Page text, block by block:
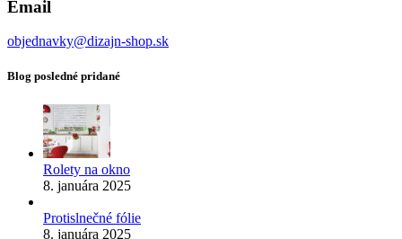
Email
objednavky@dizajn-shop.sk
Blog posledné pridané
Rolety na okno
8. januára 2025
Protislnečné fólie
8. januára 2025